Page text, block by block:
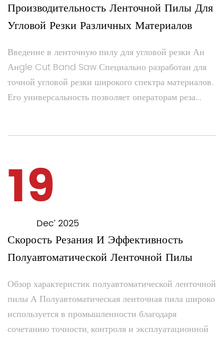
Производительность Ленточной Пилы Для
Угловой Резки Различных Материалов
Введение в ленточную пилу для угловой резки Ан
Анgle Cut Band Saw Специально разработан для
точной угловой резки широкого спектра материалов.
Его универсальность позволяет операторам реза...
19Dec’ 2025
Скорость Резания И Эффективность
Полуавтоматической Ленточной Пилы
Обзор характеристик полуавтоматической ленточной
пилы А Полуавтоматическая ленточная пила широко
используется в промышленности благодаря
сочетанию точности, контроля и эксплуатационной